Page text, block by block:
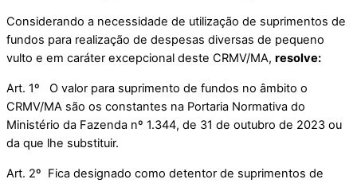
Considerando a necessidade de utilização de suprimentos de
fundos para realização de despesas diversas de pequeno
vulto e em caráter excepcional deste CRMV/MA, resolve:
Art. 1º O valor para suprimento de fundos no âmbito o
CRMV/MA são os constantes na Portaria Normativa do
Ministério da Fazenda nº 1.344, de 31 de outubro de 2023 ou
da que lhe substituir.
Art. 2º Fica designado como detentor de suprimentos de